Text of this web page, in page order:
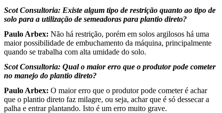
Scot Consultoria: Existe algum tipo de restrição quanto ao tipo de
solo para a utilização de semeadoras para plantio direto?
Paulo Arbex: Não há restrição, porém em solos argilosos há uma
maior possibilidade de embuchamento da máquina, principalmente
quando se trabalha com alta umidade do solo.
Scot Consultoria: Qual o maior erro que o produtor pode cometer
no manejo do plantio direto?
Paulo Arbex: O maior erro que o produtor pode cometer é achar
que o plantio direto faz milagre, ou seja, achar que é só dessecar a
palha e entrar plantando. Isto é um erro muito grave.